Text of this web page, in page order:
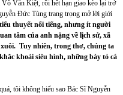
Văn Kiệt, rồi hết hạn giao kèo lại trở
Đức Tùng trang trọng mở lời giới
thuyết nổi tiếng, nhưng ít người
tâm của anh nặng về lịch sử, xã
Tuy nhiên, trong thơ, chúng ta
khoải siêu hình, những bày tỏ cá
tôi không hiểu sao Bác Sĩ Nguyễn